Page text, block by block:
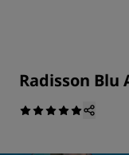
Radisson Blu